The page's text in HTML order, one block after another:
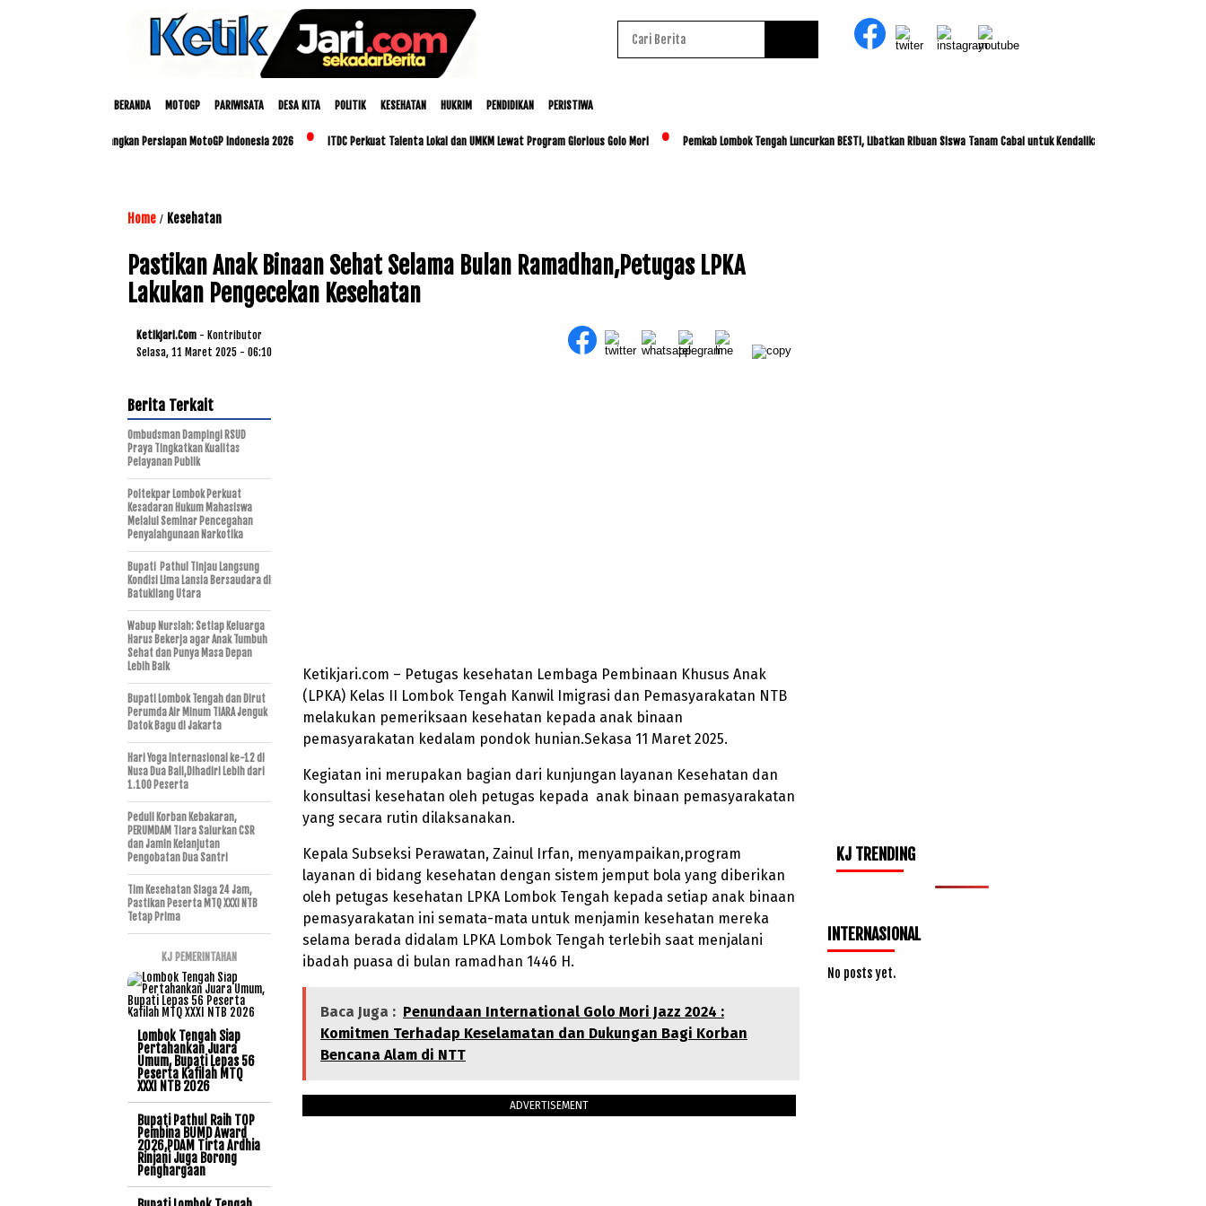
BERANDA MOTOGP PARIWISATA DESA KITA POLITIK KESEHATAN HUKRIM PENDIDIKAN PERISTIWA
Polda NTB Matangkan Persiapan MotoGP Indonesia 2026 ITDC Perkuat Talenta Lokal dan UMKM Lewat Program Glorious Golo Mori Pemkab Lombok Tengah Luncurkan BESTI, Libatkan Ribuan Siswa Tanam Cabai untuk Kendalikan Inflasi
Home / Kesehatan
Pastikan Anak Binaan Sehat Selama Bulan Ramadhan,Petugas LPKA
Lakukan Pengecekan Kesehatan
Ketikjari.com - Kontributor
Selasa, 11 Maret 2025 - 06:10
Ketikjari.com – Petugas kesehatan Lembaga Pembinaan Khusus Anak
(LPKA) Kelas II Lombok Tengah Kanwil Imigrasi dan Pemasyarakatan NTB
melakukan pemeriksaan kesehatan kepada anak binaan
pemasyarakatan kedalam pondok hunian.Sekasa 11 Maret 2025.
Kegiatan ini merupakan bagian dari kunjungan layanan Kesehatan dan
konsultasi kesehatan oleh petugas kepada anak binaan pemasyarakatan
yang secara rutin dilaksanakan.
Kepala Subseksi Perawatan, Zainul Irfan, menyampaikan,program
layanan di bidang kesehatan dengan sistem jemput bola yang diberikan
oleh petugas kesehatan LPKA Lombok Tengah kepada setiap anak binaan
pemasyarakatan ini semata-mata untuk menjamin kesehatan mereka
selama berada didalam LPKA Lombok Tengah terlebih saat menjalani
ibadah puasa di bulan ramadhan 1446 H.
Baca Juga : Penundaan International Golo Mori Jazz 2024 :
Komitmen Terhadap Keselamatan dan Dukungan Bagi Korban
Bencana Alam di NTT
ADVERTISEMENT
Berita Terkait
Ombudsman Dampingi RSUD
Praya Tingkatkan Kualitas
Pelayanan Publik
Poltekpar Lombok Perkuat
Kesadaran Hukum Mahasiswa
Melalui Seminar Pencegahan
Penyalahgunaan Narkotika
Bupati Pathul Tinjau Langsung
Kondisi Lima Lansia Bersaudara di
Batukliang Utara
Wabup Nursiah: Setiap Keluarga
Harus Bekerja agar Anak Tumbuh
Sehat dan Punya Masa Depan
Lebih Baik
Bupati Lombok Tengah dan Dirut
Perumda Air Minum TIARA Jenguk
Datok Bagu di Jakarta
Hari Yoga Internasional ke-12 di
Nusa Dua Bali,Dihadiri Lebih dari
1.100 Peserta
Peduli Korban Kebakaran,
PERUMDAM Tiara Salurkan CSR
dan Jamin Kelanjutan
Pengobatan Dua Santri
Tim Kesehatan Siaga 24 Jam,
Pastikan Peserta MTQ XXXI NTB
Tetap Prima
KJ PEMERINTAHAN
Lombok Tengah Siap
Pertahankan Juara
Umum, Bupati Lepas 56
Peserta Kafilah MTQ
XXXI NTB 2026
Bupati Pathul Raih TOP
Pembina BUMD Award
2026,PDAM Tirta Ardhia
Rinjani Juga Borong
Penghargaan
KJ TRENDING
INTERNASIONAL
No posts yet.